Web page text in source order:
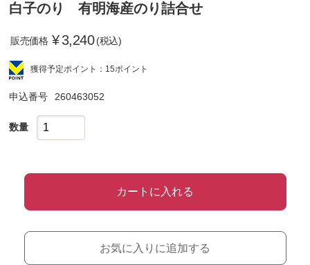
白子のり 有明海産のり詰合せ
販売価格 ¥3,240 (税込)
獲得予定ポイント：15ポイント
申込番号 260463052
数量
カートに入れる
お気に入りに追加する